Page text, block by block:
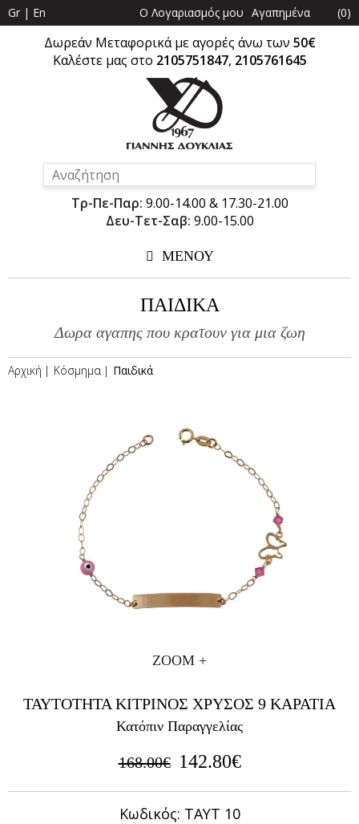
Gr | En Ο Λογαριασμός μου Αγαπημένα (0)
Δωρεάν Μεταφορικά με αγορές άνω των 50€
Καλέστε μας στο 2105751847, 2105761645
Τρ-Πε-Παρ: 9.00-14.00 & 17.30-21.00
Δευ-Τετ-Σαβ: 9.00-15.00
ΜΕΝΟΥ
ΠΑΙΔΙΚΑ
Δωρα αγαπης που κρατουν για μια ζωη
Αρχική Κόσμημα Παιδικά
ZOOM +
ΤΑΥΤΟΤΗΤΑ ΚΙΤΡΙΝΟΣ ΧΡΥΣΟΣ 9 ΚΑΡΑΤΙΑ
Κατόπιν Παραγγελίας
168.00€ 142.80€
Κωδικός: ΤΑΥΤ 10